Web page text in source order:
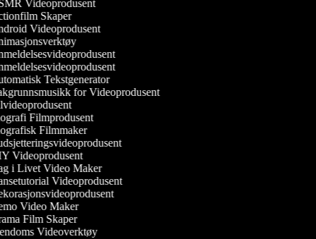
Videoprodusent
Skaper
Videoprodusent
Tekstgenerator
for Videoprodusent
Filmprodusent
Filmmaker
Videoprodusent
i Livet Video Maker
Videoprodusent
Video Maker
Film Skaper
Videoverktøy